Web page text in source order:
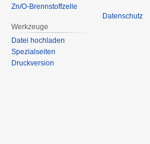
Zn/O-Brennstoffzelle
Werkzeuge
Datei hochladen
Spezialseiten
Druckversion
Datenschutz